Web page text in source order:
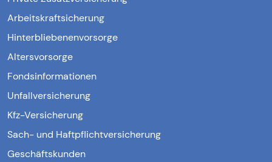
Arbeitskraftsicherung
Hinterbliebenenvorsorge
Altersvorsorge
Fondsinformationen
Unfallversicherung
Kfz-Versicherung
Sach- und Haftpflichtversicherung
Geschäftskunden